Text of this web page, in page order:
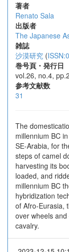
著者
Renato Sala
出版者
The Japanese
雑誌
沙漠研究 (
巻号頁・発行日
vol.26, no.4,
参考文献数
31
The
millennium BC
SE-Arabia, for
steps of camel
harvesting its
loaded, and
millennium BC
hybridization
of Afro-Eurasia,
over wheels
cavalry.